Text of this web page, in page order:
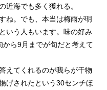
近海でも多く獲れる。
ね。でも、本当は梅雨が明
いう人もいます。味の好み
ら9月までが旬だと考えて
えてくれるのが我らが干物
げされたという30センチほ